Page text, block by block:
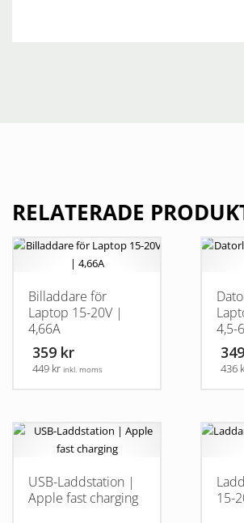
RELATERADE
Billaddare för
Laptop 15-20V |
4,66A
359 kr
449 kr inkl. moms
4,5-
436
USB-Laddstation |
Apple fast charging
15-